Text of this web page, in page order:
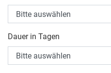
Dauer in Tagen